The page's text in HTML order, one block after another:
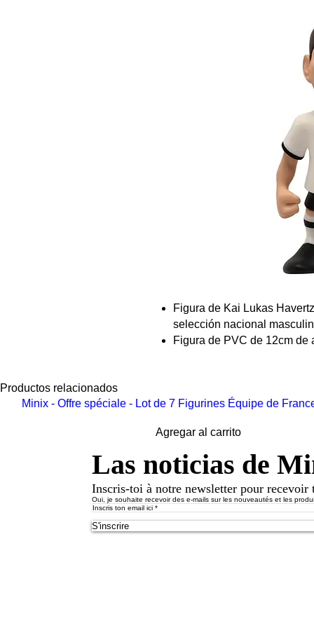
Figura de Kai Lukas
selección nacional
Figura de PVC de 12cm de
Productos relacionados
Nuevo
Minix - Offre spéciale - Lot de 7 Figurines Équipe de
Agregar al carrito
Las noticias de
Inscris-toi à notre newsletter pour
Oui, je souhaite recevoir des e-mails sur les nouveautés et les
S'inscrire